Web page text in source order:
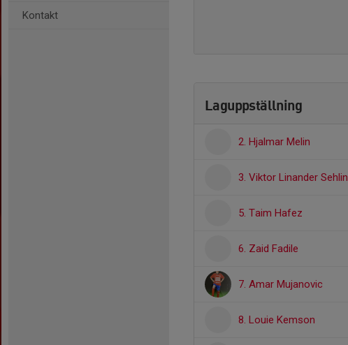
Kontakt
Laguppställning
2. Hjalmar Melin
3. Viktor Linander Sehlin
5. Taim Hafez
6. Zaid Fadile
7. Amar Mujanovic
8. Louie Kemson